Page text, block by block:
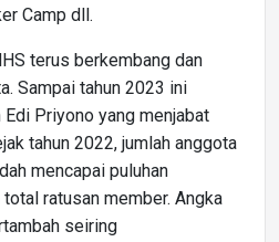
Camp dll.
terus berkembang dan
Sampai tahun 2023 ini
Priyono yang menjabat
tahun 2022, jumlah anggota
mencapai puluhan
ratusan member. Angka
seiring